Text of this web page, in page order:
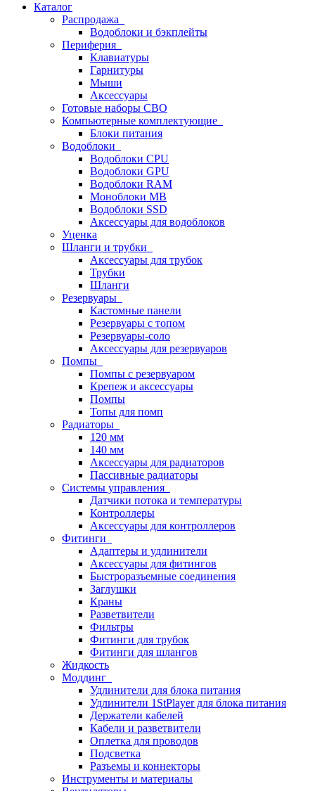
Каталог
Распродажа
Водоблоки и бэкплейты
Периферия
Клавиатуры
Гарнитуры
Мыши
Аксессуары
Готовые наборы СВО
Компьютерные комплектующие
Блоки питания
Водоблоки
Водоблоки CPU
Водоблоки GPU
Водоблоки RAM
Моноблоки MB
Водоблоки SSD
Аксессуары для водоблоков
Уценка
Шланги и трубки
Аксессуары для трубок
Трубки
Шланги
Резервуары
Кастомные панели
Резервуары с топом
Резервуары-соло
Аксессуары для резервуаров
Помпы
Помпы с резервуаром
Крепеж и аксессуары
Помпы
Топы для помп
Радиаторы
120 мм
140 мм
Аксессуары для радиаторов
Пассивные радиаторы
Системы управления
Датчики потока и температуры
Контроллеры
Аксессуары для контроллеров
Фитинги
Адаптеры и удлинители
Аксессуары для фитингов
Быстроразъемные соединения
Заглушки
Краны
Разветвители
Фильтры
Фитинги для трубок
Фитинги для шлангов
Жидкость
Моддинг
Удлинители для блока питания
Удлинители 1StPlayer для блока питания
Держатели кабелей
Кабели и разветвители
Оплетка для проводов
Подсветка
Разъемы и коннекторы
Инструменты и материалы